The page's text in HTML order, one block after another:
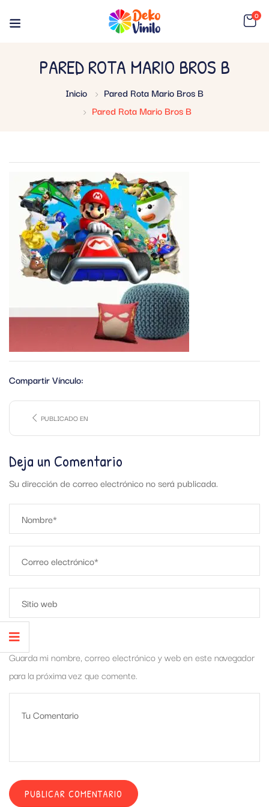
0
PARED ROTA MARIO BROS B
Inicio
Pared Rota Mario Bros B
Pared Rota Mario Bros B
Compartir Vínculo:
PUBLICADO EN
Deja un Comentario
Su dirección de correo electrónico no será publicada.
Guarda mi nombre, correo electrónico y web en este navegador
para la próxima vez que comente.